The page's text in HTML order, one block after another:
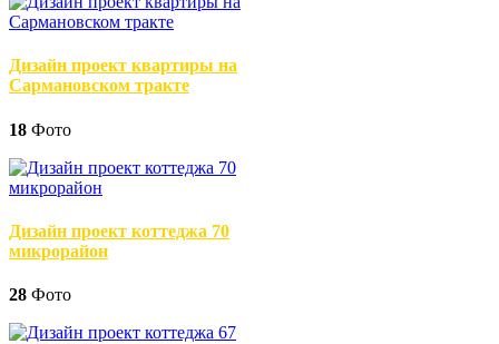
Дизайн проект квартиры на
Сармановском тракте
18 Фото
Дизайн проект коттеджа 70
микрорайон
28 Фото